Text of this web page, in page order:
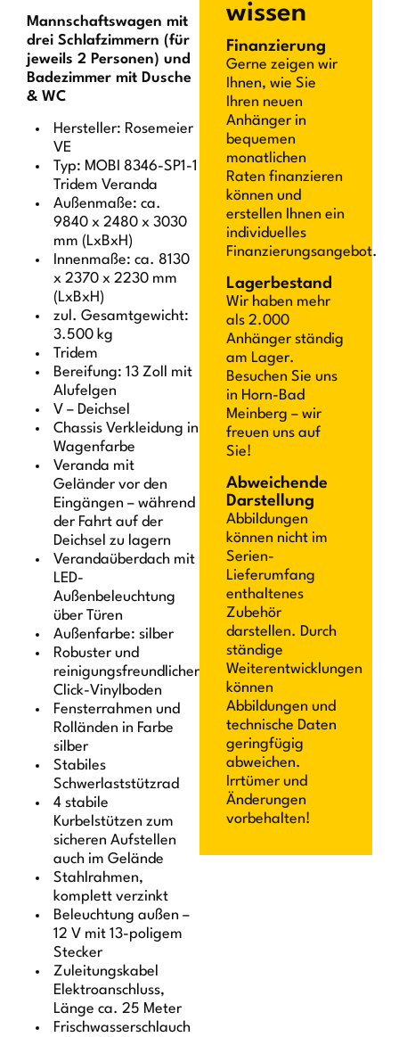
Mannschaftswagen mit
drei Schlafzimmern (für
jeweils 2 Personen) und
Badezimmer mit Dusche
& WC
Hersteller: Rosemeier
VE
Typ: MOBI 8346-SP1-1
Tridem Veranda
Außenmaße: ca.
9840 x 2480 x 3030
mm (LxBxH)
Innenmaße: ca. 8130
x 2370 x 2230 mm
(LxBxH)
zul. Gesamtgewicht:
3.500 kg
Tridem
Bereifung: 13 Zoll mit
Alufelgen
V – Deichsel
Chassis Verkleidung in
Wagenfarbe
Veranda mit
Geländer vor den
Eingängen – während
der Fahrt auf der
Deichsel zu lagern
Verandaüberdach mit
LED-
Außenbeleuchtung
über Türen
Außenfarbe: silber
Robuster und
reinigungsfreundlicher
Click-Vinylboden
Fensterrahmen und
Rolländen in Farbe
silber
Stabiles
Schwerlaststützrad
4 stabile
Kurbelstützen zum
sicheren Aufstellen
auch im Gelände
Stahlrahmen,
komplett verzinkt
Beleuchtung außen –
12 V mit 13-poligem
Stecker
Zuleitungskabel
Elektroanschluss,
Länge ca. 25 Meter
Frischwasserschlauch
wissen
Finanzierung
Gerne zeigen wir
Ihnen, wie Sie
Ihren neuen
Anhänger in
bequemen
monatlichen
Raten finanzieren
können und
erstellen Ihnen ein
individuelles
Finanzierungsangebot.
Lagerbestand
Wir haben mehr
als 2.000
Anhänger ständig
am Lager.
Besuchen Sie uns
in Horn-Bad
Meinberg – wir
freuen uns auf
Sie!
Abweichende
Darstellung
Abbildungen
können nicht im
Serien-
Lieferumfang
enthaltenes
Zubehör
darstellen. Durch
ständige
Weiterentwicklungen
können
Abbildungen und
technische Daten
geringfügig
abweichen.
Irrtümer und
Änderungen
vorbehalten!